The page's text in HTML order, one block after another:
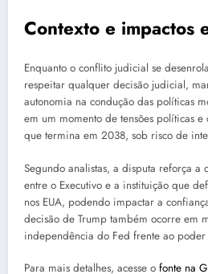
Contexto e impactos
Enquanto o conflito judicial se
respeitar qualquer decisão judicial,
autonomia na condução das políticas
em um momento de tensões políticas
que termina em 2038, sob risco de
Segundo analistas, a disputa reforça a
entre o Executivo e a instituição que
nos EUA, podendo impactar a
decisão de Trump também ocorre em
independência do Fed frente ao
Para mais detalhes, acesse o fonte na